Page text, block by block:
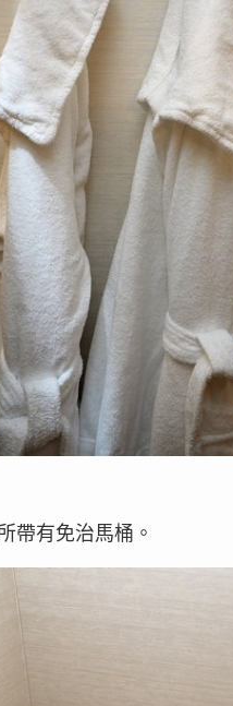
帶有免治馬桶。